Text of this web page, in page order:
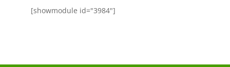
[showmodule id="3984"]